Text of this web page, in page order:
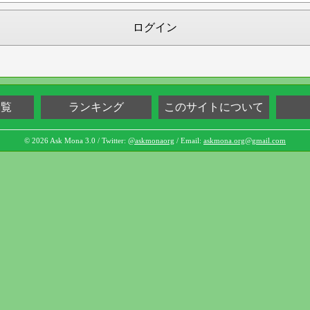
ログイン
ランキング このサイトについて
© 2026 Ask Mona 3.0 / Twitter: @askmonaorg / Email: askmona.org@gmail.com